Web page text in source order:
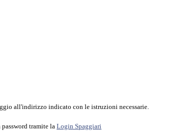
all'indirizzo indicato con le istruzioni necessarie.
tramite la Login Spaggiari